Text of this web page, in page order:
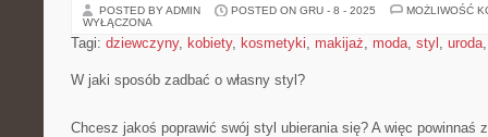
POSTED BY ADMIN POSTED ON GRU - 8 - 2025
MOŻLIWOŚĆ
WYŁĄCZONA
Tagi: dziewczyny, kobiety, kosmetyki, makijaż, moda, styl , uroda
W jaki sposób zadbać o własny styl?
Chcesz jakoś poprawić swój styl ubierania się? A więc powinnaś